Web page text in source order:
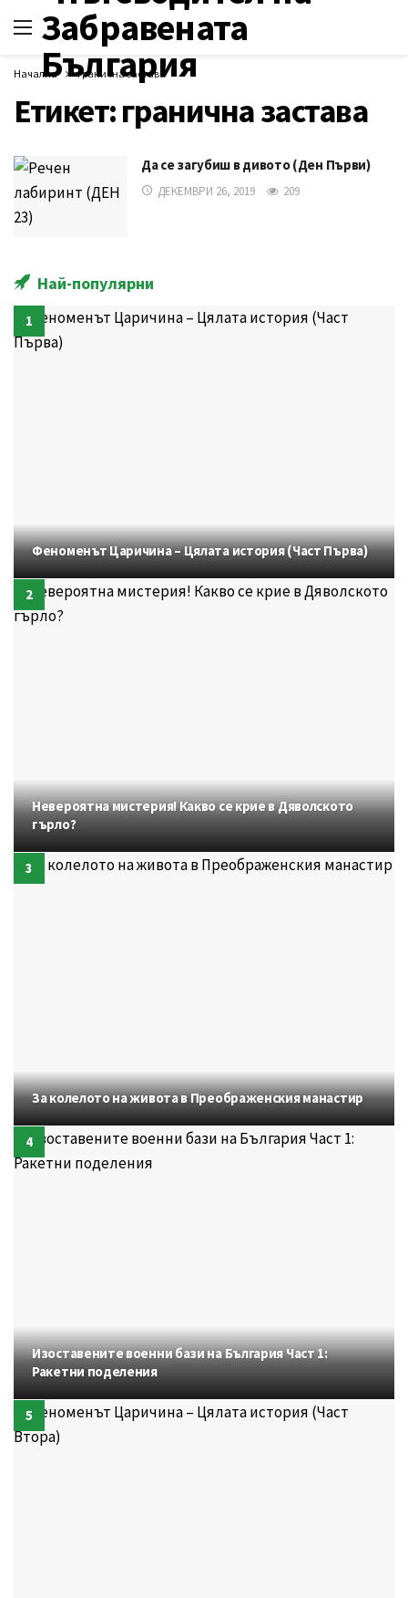
Начална гранична застава
Етикет:гранична застава
Да се загубиш в дивото (Ден Първи)
ДЕКЕМВРИ 26, 2019 209
Най-популярни
Феноменът Царичина – Цялата история (Част Първа)
Невероятна мистерия! Какво се крие в Дяволското
гърло?
За колелото на живота в Преображенския манастир
Изоставените военни бази на България Част 1:
Ракетни поделения